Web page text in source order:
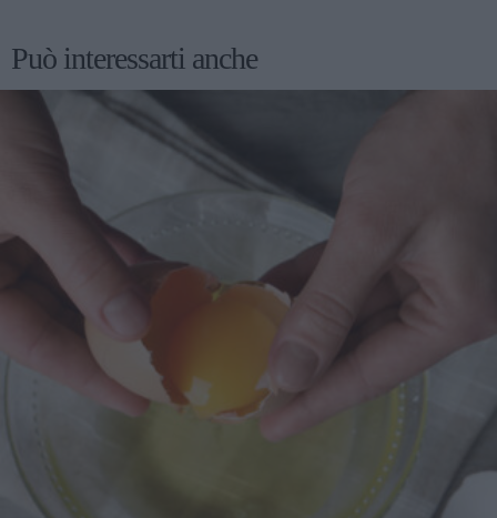
in particolare quella vegana, per la realizzazione di dolci,
biscotti e prodotti da forno. Per realizzare questi biscotti
utilizzate un olio leggero e dal gusto neutro come quello di
girasole o di riso, inoltre è importante non superiate il
tempo di cottura, perché potrebbero diventare troppo duri.
Preparazione dei biscotti vegani al cocco In una ciotola
unite la farina 00, 40 g di farina di cocco, lo zucchero, il
lievito e mescolate bene. Sbattete con una forchetta il latte,
l'olio di semi di girasole e il succo di limone e unitelo agli
altri ingredienti. Lavorate fino ad ottenere un impasto il più
possibile omogeneo. Con le mani umide formate delle
palline grosse come una noce e possibilmente delle stesse
dimensioni, passatele nella restante farina di cocco,
disponetele su una placca da forno ben distanziate tra loro
e premetele leggermente con le mani. Infornate a forno già
Può interessarti anche